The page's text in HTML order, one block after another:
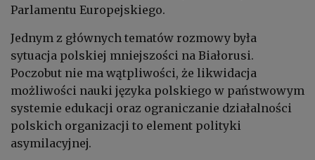
Parlamentu Europejskiego.
Jednym z głównych tematów rozmowy była
sytuacja polskiej mniejszości na Białorusi.
Poczobut nie ma wątpliwości, że likwidacja
możliwości nauki języka polskiego w państwowym
systemie edukacji oraz ograniczanie działalności
polskich organizacji to element polityki
asymilacyjnej.